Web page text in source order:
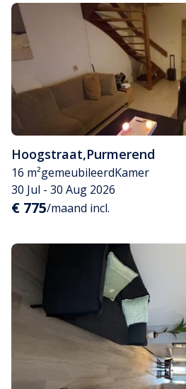
Hoogstraat,Purmerend
16 m²gemeubileerdKamer
30 Jul - 30 Aug 2026
€ 775/maand incl.